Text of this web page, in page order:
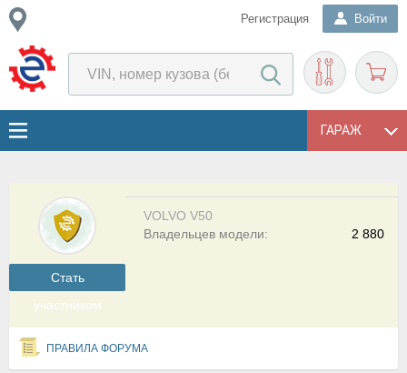
Регистрация Войти
ГАРАЖ
Cтать
участником
VOLVO V50
2 880
Владельцев модели:
ПРАВИЛА ФОРУМА